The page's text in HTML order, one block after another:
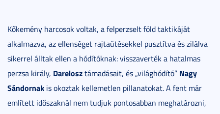
Kőkemény harcosok voltak, a felperzselt föld taktikáját
alkalmazva, az ellenséget rajtaütésekkel pusztítva és zilálva
sikerrel álltak ellen a hódítóknak: visszaverték a hatalmas
perzsa király, Dareiosztámadásait, és „világhódító” Nagy
Sándornak is okoztak kellemetlen pillanatokat. A fent már
említett időszaknál nem tudjuk pontosabban meghatározni,